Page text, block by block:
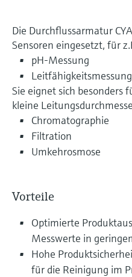
Die Durchflussarmatur
Sensoren eingesetzt, für
pH-Messung
Leitfähigkeitsmessung
Sie eignet sich besonders
kleine
Chromatographie
Filtration
Umkehrosmose
Vorteile
Optimierte
Messwerte in
Hohe
für die Reinigung im